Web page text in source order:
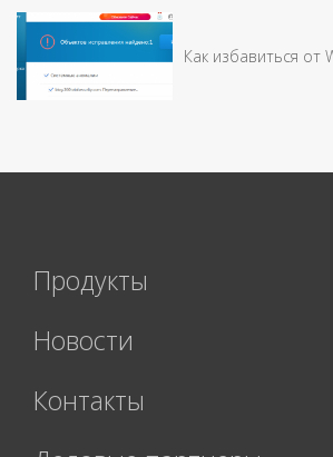
Как избавиться от
Продукты
Новости
Контакты